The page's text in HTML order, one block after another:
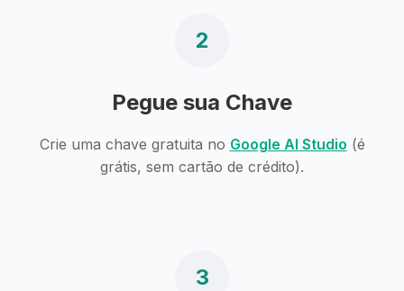
2
Pegue sua Chave
Crie uma chave gratuita no Google AI Studio (é
grátis, sem cartão de crédito).
3